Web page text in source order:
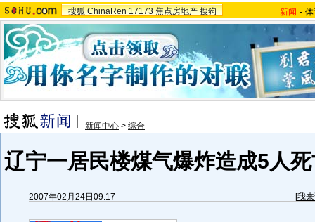
搜狐 ChinaRen 17173 焦点房地产 搜狗 新闻 -
新闻中心 > 综合
辽宁一居民楼煤气爆炸造成5人
2007年02月24日09:17 [我